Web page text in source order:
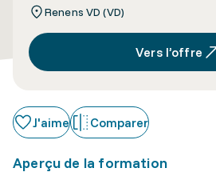
Renens VD (VD)
Vers l’offre
J'aime Comparer
Aperçu de la formation